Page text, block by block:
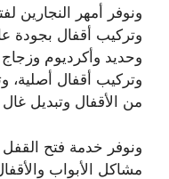
ونوفر أمهر النجارين
وتركيب أقفال بجودة
وحديد وأكرديوم وزجاج
وتركيب أقفال أصلية،
من الأقفال وتبديل
ونوفر خدمة فتح القفل
مشاكل الأبواب